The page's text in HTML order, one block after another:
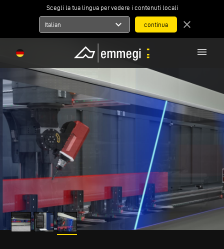
Scegli la tua lingua per vedere i contenuti locali
Italian expand_more close
menu